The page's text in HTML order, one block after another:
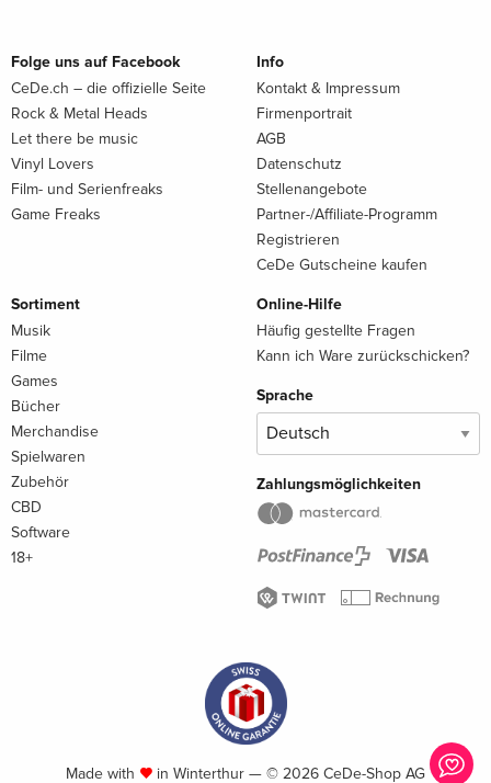
Folge uns auf Facebook
CeDe.ch – die offizielle Seite
Rock & Metal Heads
Let there be music
Vinyl Lovers
Film- und Serienfreaks
Game Freaks
Info
Kontakt & Impressum
Firmenportrait
AGB
Datenschutz
Stellenangebote
Partner-/Affiliate-Programm
Registrieren
CeDe Gutscheine kaufen
Sortiment
Musik
Filme
Games
Bücher
Merchandise
Spielwaren
Zubehör
CBD
Software
18+
Online-Hilfe
Häufig gestellte Fragen
Kann ich Ware zurückschicken?
Sprache
Zahlungsmöglichkeiten
Made with in Winterthur — © 2026 CeDe-Shop AG